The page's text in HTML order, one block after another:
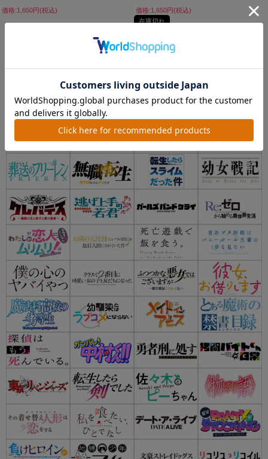
価格:1,650円(税込)
価格:1,650円(税込)
在庫切れ